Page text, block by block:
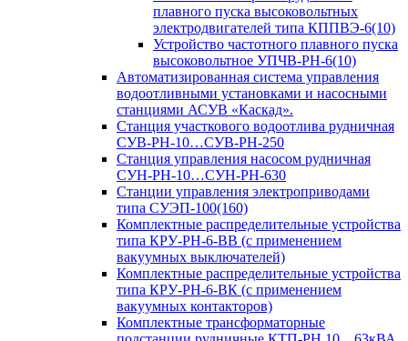
плавного пуска высоковольтных
электродвигателей типа КППВЭ-6(10)
Устройство частотного плавного пуска
высоковольтное УПЧВ-РН-6(10)
Автоматизированная система управления
водоотливными установками и насосными
станциями АСУВ «Каскад».
Станция участкового водоотлива рудничная
СУВ-РН-10…СУВ-РН-250
Станция управления насосом рудничная
СУН-РН-10…СУН-РН-630
Станции управления электроприводами
типа СУЭП-100(160)
Комплектные распределительные устройства
типа КРУ-РН-6-ВВ (с применением
вакуумных выключателей)
Комплектные распределительные устройства
типа КРУ-РН-6-ВК (с применением
вакуумных контакторов)
Комплектные трансформаторные